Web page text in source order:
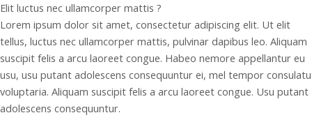
Elit luctus nec ullamcorper mattis ?
Lorem ipsum dolor sit amet, consectetur adipiscing elit. Ut elit
tellus, luctus nec ullamcorper mattis, pulvinar dapibus leo. Aliquam
suscipit felis a arcu laoreet congue. Habeo nemore appellantur eu
usu, usu putant adolescens consequuntur ei, mel tempor consulatu
voluptaria. Aliquam suscipit felis a arcu laoreet congue. Usu putant
adolescens consequuntur.